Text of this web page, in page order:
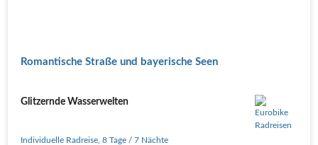
Romantische Straße und bayerische Seen
Glitzernde Wasserwelten
Individuelle Radreise ,8 Tage / 7 Nächte